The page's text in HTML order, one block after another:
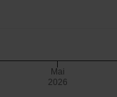
Mai
2026